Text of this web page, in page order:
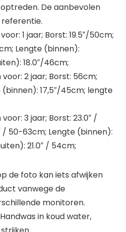
De aanbevolen
1 jaar; Borst: 19.5″/50cm;
Lengte (binnen):
18.0″/46cm;
2 jaar; Borst: 56cm;
17,5″/45cm; lengte
3 jaar; Borst: 23.0″ /
/ 50-63cm; Lengte (binnen):
21.0″ / 54cm;
de foto kan iets afwijken
vanwege de
monitoren.
in koud water,